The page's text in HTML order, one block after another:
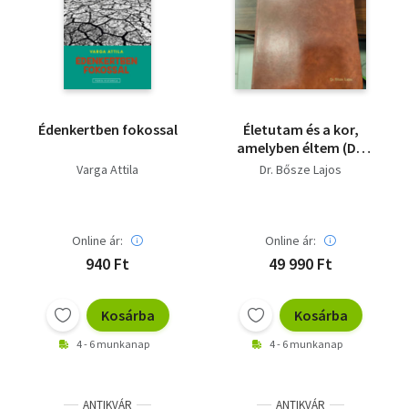
Édenkertben fokossal
Varga Attila
Online ár:
940 Ft
Kosárba
4 - 6 munkanap
Életutam és a kor,
amelyben éltem (Dr.
Bősze Lajos a fővárosi
főorvosa) - Dedikált
Dr. Bősze Lajos
Online ár:
49 990 Ft
Kosárba
4 - 6 munkanap
ANTIKVÁR ANTIKVÁR